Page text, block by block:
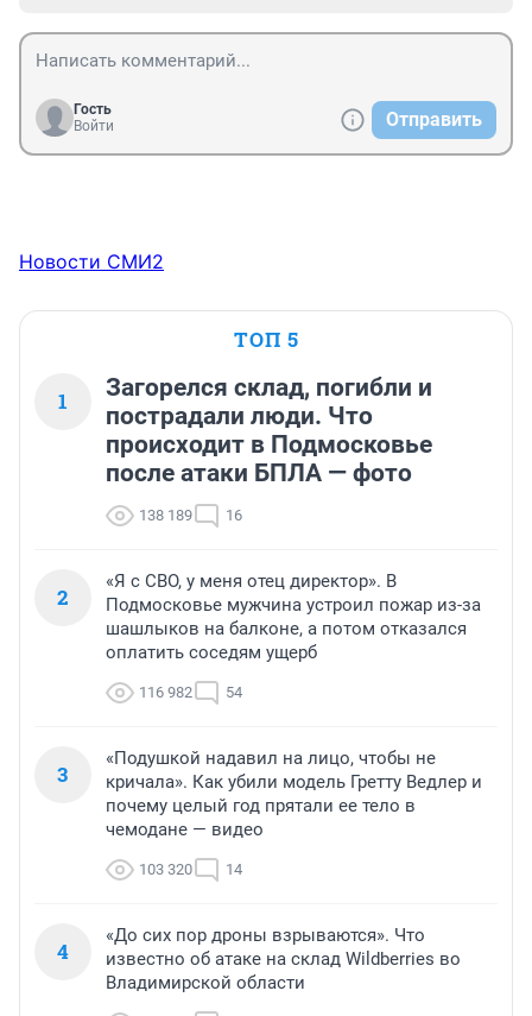
Гость
Войти
Отправить
Новости СМИ2
ТОП 5
1
Загорелся склад, погибли и
пострадали люди. Что
происходит в Подмосковье
после атаки БПЛА — фото
138 189 16
2
«Я с СВО, у меня отец директор». В
Подмосковье мужчина устроил пожар из-за
шашлыков на балконе, а потом отказался
оплатить соседям ущерб
116 982 54
3
«Подушкой надавил на лицо, чтобы не
кричала». Как убили модель Гретту Ведлер и
почему целый год прятали ее тело в
чемодане — видео
103 320 14
4
«До сих пор дроны взрываются». Что
известно об атаке на склад Wildberries во
Владимирской области